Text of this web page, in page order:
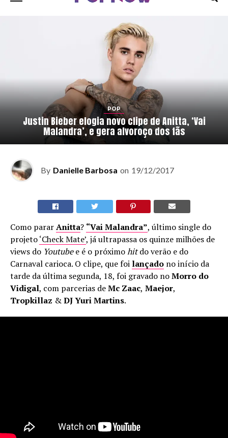
POP
Justin Bieber elogia novo clipe de Anitta, ‘Vai
Malandra’, e gera alvoroço dos fãs
By Danielle Barbosa on 19/12/2017
Como pararAnitta? “Vai Malandra”, último single do
projeto‘Check Mate’, já ultrapassa os quinze milhões de
views do Youtubee é o próximohitdo verão e do
Carnaval carioca. O clipe, que foi lançado no início da
tarde da última segunda, 18, foi gravado noMorro do
Vidigal, com parcerias deMc Zaac, Maejor,
Tropkillaz &DJ Yuri Martins.